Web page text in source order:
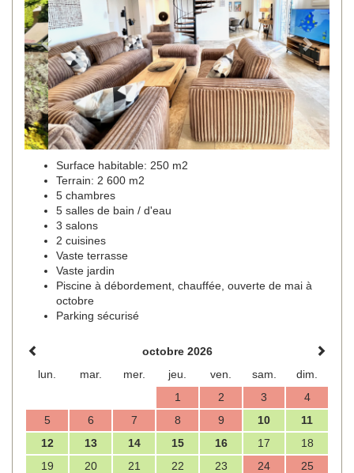
Surface habitable: 250 m2
Terrain: 2 600 m2
5 chambres
5 salles de bain / d'eau
3 salons
2 cuisines
Vaste terrasse
Vaste jardin
Piscine à débordement, chauffée, ouverte de mai à
octobre
Parking sécurisé
octobre 2026
lun.
mar. mer. jeu. ven. sam.
dim.
1
2 3
4
5
6 7 8 9 10
11
12
13 14 15 16 17
18
19
20 21 22 23 24
25